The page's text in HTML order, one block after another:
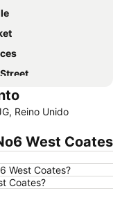
da Escócia
Mile Gallery
Park
Reino Unido
West Coates
West Coates?
Coates?